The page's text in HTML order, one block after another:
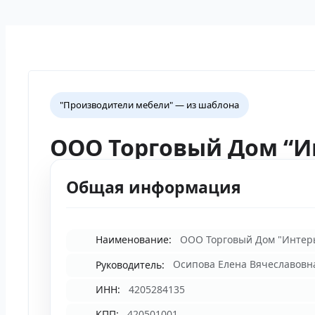
"Производители мебели" — из шаблона
ООО Торговый Дом
Общая информация
Наименование:
ООО Торговый Дом
Руководитель:
Осипова Елена
ИНН:
4205284135